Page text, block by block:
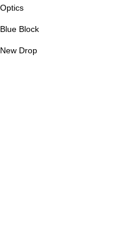
Optics
Blue Block
New Drop